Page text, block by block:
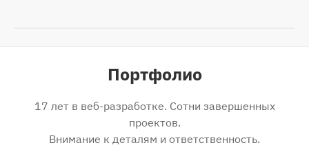
Портфолио
17 лет в веб-разработке. Сотни завершенных
проектов.
Внимание к деталям и ответственность.